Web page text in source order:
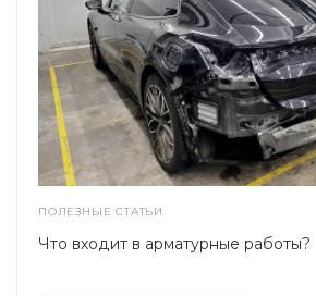
ПОЛЕЗНЫЕ СТАТЬИ
Что входит в арматурные работы?